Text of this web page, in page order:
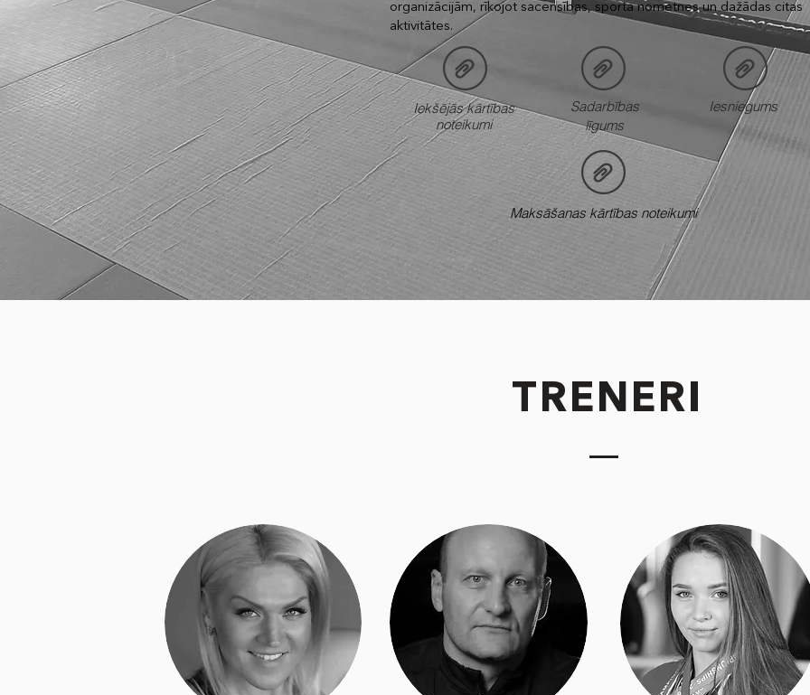
organizācijām, rīkojot sacensības, sporta nometnes un dažādas citas
aktivitātes.
Iekšējās kārtības
noteikumi
Sadarbības
līgums
Iesniegums
Maksāšanas kārtības noteikumi
TRENERI